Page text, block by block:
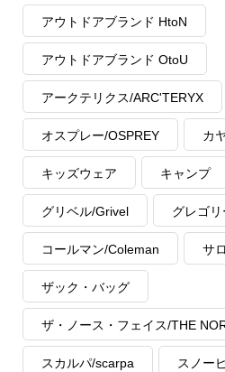
アウトドアブランド HtoN
アウトドアブランド OtoU
アークテリクス/ARC'TERYX
オスプレー/OSPREY カ
キッズウェア キャンプ
グリベル/Grivel グレゴ
コールマン/Coleman サ
ザック・バッグ
ザ・ノース・フェイス/THE
スカルパ/scarpa スノー